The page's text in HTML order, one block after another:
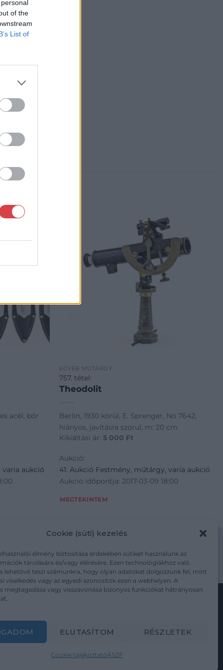
of the
List of
Cookie (süti) kezelés
élmény biztosítása érdekében sütiket használunk az
tárolására és/vagy elérésére. Ezen technológiákhoz való
lehetővé teszi számunkra, hogy olyan adatokat dolgozzunk fel, mint
viselkedés vagy az egyedi azonosítók ezen a webhelyen. A
megtagadása vagy visszavonása bizonyos funkciókat hátrányosan
ELUTASÍTOM RÉSZLETEK
Cookie tájékoztatóÁSZF
Galéria
Kft.
Falk Miksa u. 24-26.
acél, bőr
varia aukció
EGYÉB MŰTÁRGY
757. tétel:
Theodolit
Berlin, 1930 körül, E. Sprenger, No 7642,
hiányos, javításra szorul, m: 20 cm
Kikiáltási ár: 5 000 Ft
Aukció:
41. Aukció Festmény, műtárgy, varia aukció
Aukció időpontja: 2017-03-09 18:00
MEGTEKINTEM
adatkezelesi-tajekoztato/